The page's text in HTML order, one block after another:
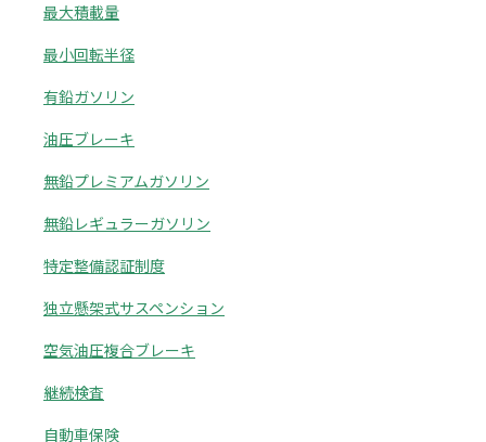
最大積載量
最小回転半径
有鉛ガソリン
油圧ブレーキ
無鉛プレミアムガソリン
無鉛レギュラーガソリン
特定整備認証制度
独立懸架式サスペンション
空気油圧複合ブレーキ
継続検査
自動車保険